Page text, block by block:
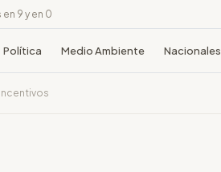
9 y en 0
Política Medio Ambiente Nacionales